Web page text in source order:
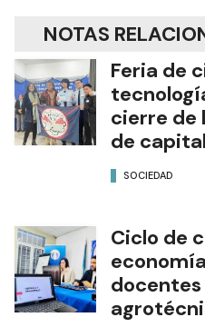
NOTAS
Feria de
cierre de
de capital
SOCIEDAD
Ciclo de
docentes